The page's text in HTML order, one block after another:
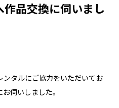
品交換に伺いまし
タルにご協力をいただいてお
伺いしました。